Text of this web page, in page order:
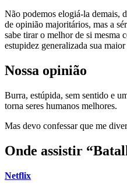
Não podemos elogiá-la demais,
de opinião majoritários, mas a
sabe tirar o melhor de si mesma
estupidez generalizada sua
Nossa opinião
Burra, estúpida, sem sentido e
torna seres humanos melhores.
Mas devo confessar que me
Onde assistir
Netflix